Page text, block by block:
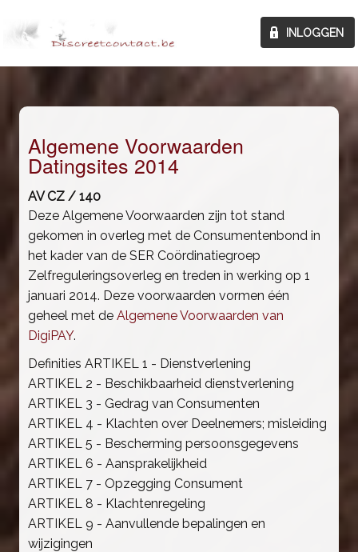
Algemene Voorwaarden
Datingsites 2014
AV CZ / 140
Deze Algemene Voorwaarden zijn tot stand
gekomen in overleg met de Consumentenbond in
het kader van de SER Coördinatiegroep
Zelfreguleringsoverleg en treden in werking op 1
januari 2014. Deze voorwaarden vormen één
geheel met deAlgemene Voorwaarden van
DigiPAY.
Definities ARTIKEL 1 - Dienstverlening
ARTIKEL 2 - Beschikbaarheid dienstverlening
ARTIKEL 3 - Gedrag van Consumenten
ARTIKEL 4 - Klachten over Deelnemers; misleiding
ARTIKEL 5 - Bescherming persoonsgegevens
ARTIKEL 6 - Aansprakelijkheid
ARTIKEL 7 - Opzegging Consument
ARTIKEL 8 - Klachtenregeling
ARTIKEL 9 - Aanvullende bepalingen en
wijzigingen